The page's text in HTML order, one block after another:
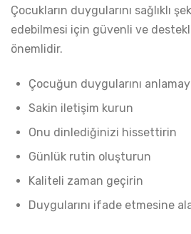
Çocukların duygularını sağlıklı
edebilmesi için güvenli ve
önemlidir.
Çocuğun duygularını
Sakin iletişim kurun
Onu dinlediğinizi hissettirin
Günlük rutin oluşturun
Kaliteli zaman geçirin
Duygularını ifade etmesine